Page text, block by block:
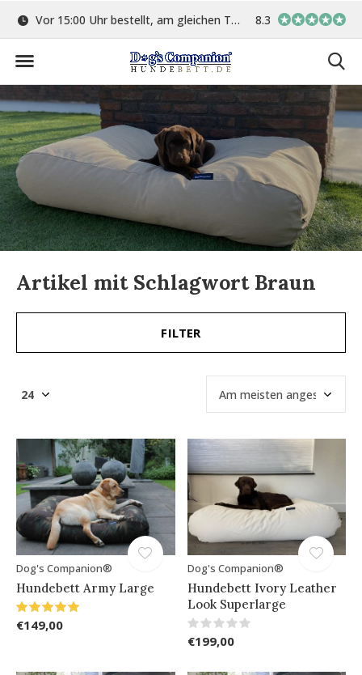
Vor 15:00 Uhr bestellt, am gleichen Tag versand In eigener
8.3
Artikel mit Schlagwort Braun
FILTER
Dog's Companion®
Hundebett Army Large
€149,00
Dog's Companion®
Hundebett Ivory Leather
Look Superlarge
€199,00